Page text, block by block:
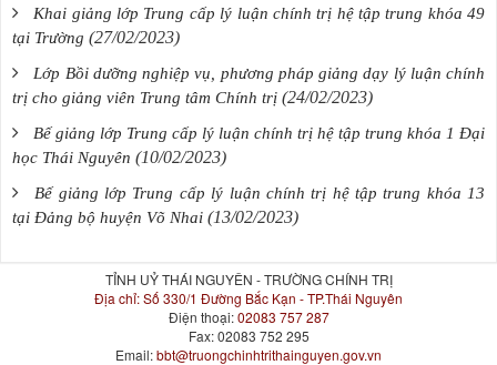
Khai giảng lớp Trung cấp lý luận chính trị hệ tập trung khóa 49
tại Trường (27/02/2023)
Lớp Bồi dưỡng nghiệp vụ, phương pháp giảng dạy lý luận chính
trị cho giảng viên Trung tâm Chính trị (24/02/2023)
Bế giảng lớp Trung cấp lý luận chính trị hệ tập trung khóa 1 Đại
học Thái Nguyên (10/02/2023)
Bế giảng lớp Trung cấp lý luận chính trị hệ tập trung khóa 13
tại Đảng bộ huyện Võ Nhai (13/02/2023)
TỈNH UỶ THÁI NGUYÊN - TRƯỜNG CHÍNH TRỊ
Địa chỉ:Số 330/1 Đường Bắc Kạn - TP.Thái Nguyên
Điện thoại:02083 757 287
Fax:02083 752 295
Email:bbt@truongchinhtrithainguyen.gov.vn